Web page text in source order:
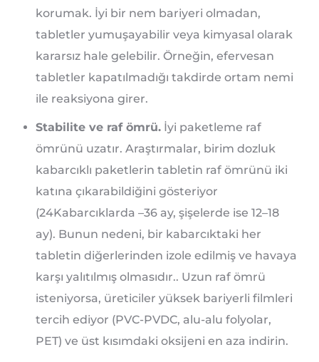
korumak. İyi bir nem bariyeri olmadan,
tabletler yumuşayabilir veya kimyasal olarak
kararsız hale gelebilir. Örneğin, efervesan
tabletler kapatılmadığı takdirde ortam nemi
ile reaksiyona girer.
Stabilite ve raf ömrü. İyi paketleme raf
ömrünü uzatır. Araştırmalar, birim dozluk
kabarcıklı paketlerin tabletin raf ömrünü iki
katına çıkarabildiğini gösteriyor
(24Kabarcıklarda –36 ay, şişelerde ise 12–18
ay). Bunun nedeni, bir kabarcıktaki her
tabletin diğerlerinden izole edilmiş ve havaya
karşı yalıtılmış olmasıdır.. Uzun raf ömrü
isteniyorsa, üreticiler yüksek bariyerli filmleri
tercih ediyor (PVC-PVDC, alu-alu folyolar,
PET) ve üst kısımdaki oksijeni en aza indirin.